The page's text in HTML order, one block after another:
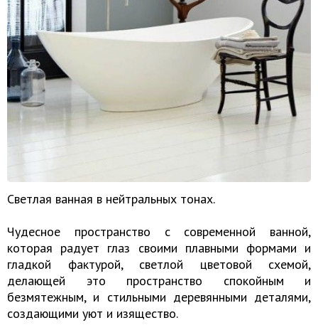
Светлая ванная в нейтральных тонах.
Чудесное пространство с современной ванной,
которая радует глаз своими плавными формами и
гладкой фактурой, светлой цветовой схемой,
делающей это пространство спокойным и
безмятежным, и стильными деревянными деталями,
создающими уют и изящество.